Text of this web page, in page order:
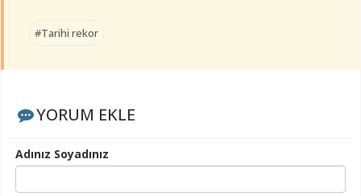
#Tarihi rekor
YORUM EKLE
Adınız Soyadınız